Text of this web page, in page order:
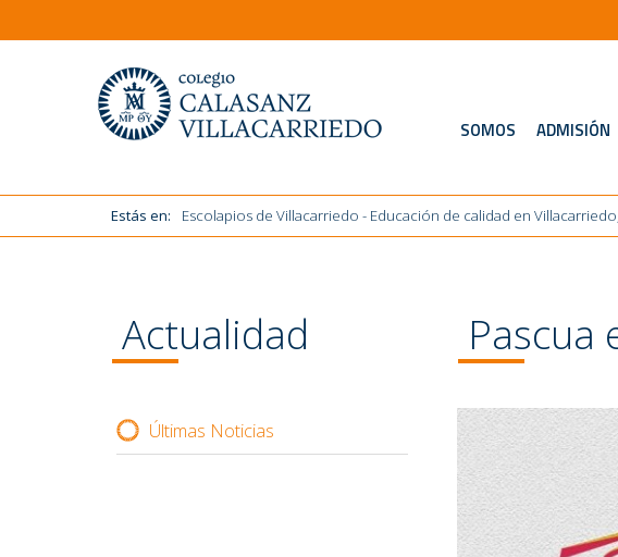
SOMOS ADMISIÓN
Estás en: Escolapios de Villacarriedo - Educación de calidad en
Pascua
Actualidad
Últimas Noticias